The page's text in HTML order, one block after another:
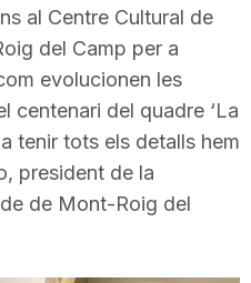
al Centre Cultural de
del Camp per a
evolucionen les
centenari del quadre ‘La
tenir tots els detalls hem
president de la
de Mont-Roig del